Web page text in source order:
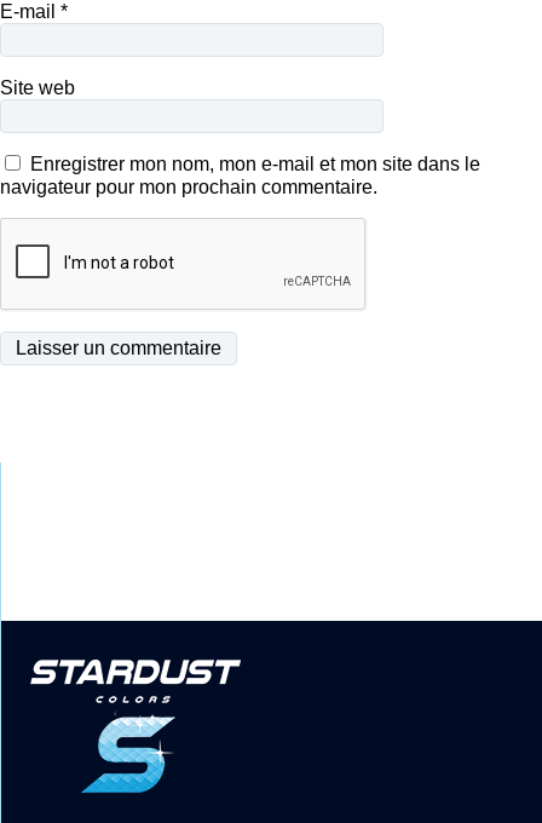
E-mail *
Site web
Enregistrer mon nom, mon e-mail et mon site dans le
navigateur pour mon prochain commentaire.